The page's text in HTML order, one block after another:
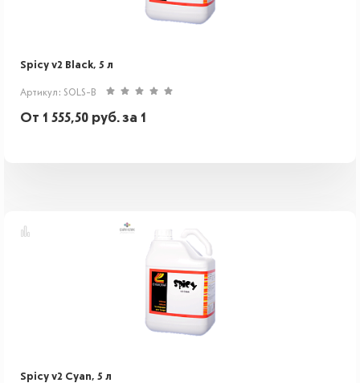
Spicy v2 Black, 5 л
Артикул: SOLS-B
От 1 555,50 руб.за 1
Spicy v2 Cyan, 5 л